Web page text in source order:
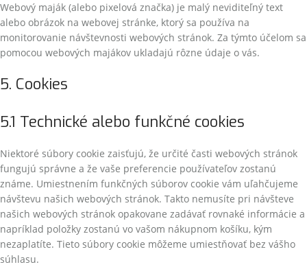
Webový maják (alebo pixelová značka) je malý neviditeľný text
alebo obrázok na webovej stránke, ktorý sa používa na
monitorovanie návštevnosti webových stránok. Za týmto účelom sa
pomocou webových majákov ukladajú rôzne údaje o vás.
5. Cookies
5.1 Technické alebo funkčné cookies
Niektoré súbory cookie zaisťujú, že určité časti webových stránok
fungujú správne a že vaše preferencie používateľov zostanú
známe. Umiestnením funkčných súborov cookie vám uľahčujeme
návštevu našich webových stránok. Takto nemusíte pri návšteve
našich webových stránok opakovane zadávať rovnaké informácie a
napríklad položky zostanú vo vašom nákupnom košíku, kým
nezaplatíte. Tieto súbory cookie môžeme umiestňovať bez vášho
súhlasu.